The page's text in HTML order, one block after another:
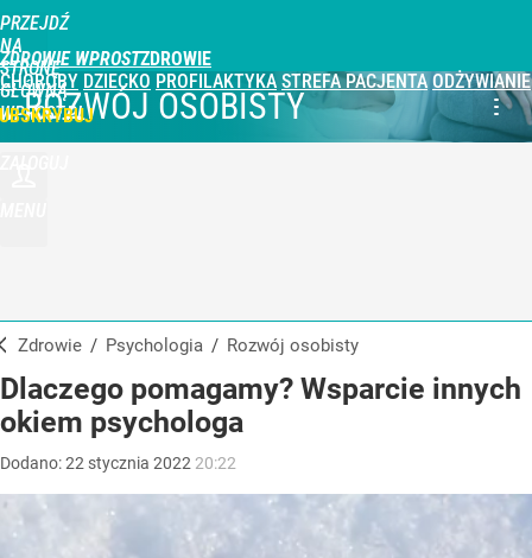
PRZEJDŹ
NA
STRONĘ
GŁÓWNĄ
WPROST.PL
ZDROWIE WPROST
CHOROBY DZIECKO PROFILAKTYKA STREFA PACJENTA ODŻYWIANIE
ROZWÓJ OSOBISTY
Zdrowie / Psychologia / Rozwój osobisty
Dlaczego pomagamy? Wsparcie innych
okiem psychologa
Dodano:22 stycznia 2022 20:22